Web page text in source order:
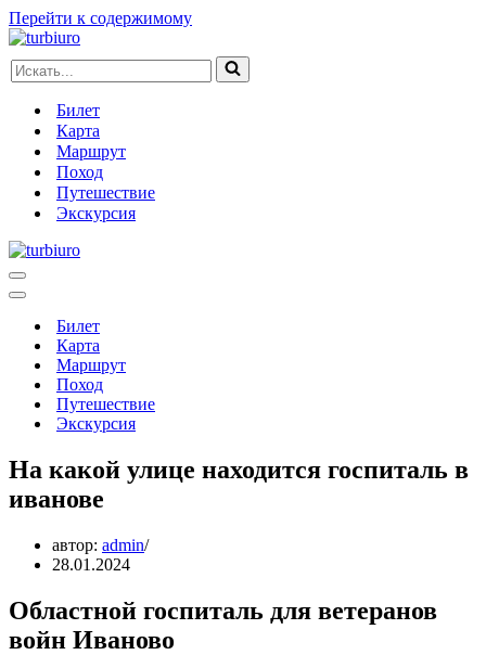
Перейти к содержимому
Искать...
Билет
Карта
Маршрут
Поход
Путешествие
Экскурсия
Меню
навигации
Меню
навигацииБилет
Карта
Маршрут
Поход
Путешествие
Экскурсия
На какой улице находится госпиталь в
иванове
автор: admin
28.01.2024
Областной госпиталь для ветеранов
войн Иваново